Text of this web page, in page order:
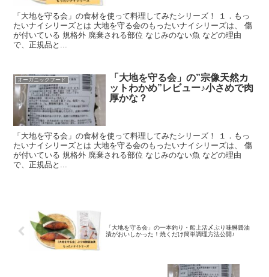
「大地を守る会」の食材を使って料理してみたシリーズ！ １．もっ
たいナイシリーズとは 大地を守る会のもったいナイシリーズは、 傷
が付いている 規格外 廃棄される部位 なじみのない魚 などの理由
で、正規品と...
オーガニックフード
「大地を守る会」の”宗像天然カ
ットわかめ”レビュー♪小さめで肉
厚かな？
「大地を守る会」の食材を使って料理してみたシリーズ！ １．もっ
たいナイシリーズとは 大地を守る会のもったいナイシリーズは、 傷
が付いている 規格外 廃棄される部位 なじみのない魚 などの理由
で、正規品と...
「大地を守る会」の一本釣り・船上活〆ぶり味醂醤油
漬がおいしかった！焼くだけ簡単調理方法公開♪